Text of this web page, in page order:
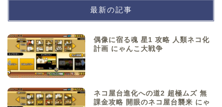
最新の記事
偶像に宿る魂 星1 攻略 人類ネコ化
計画 にゃんこ大戦争
ネコ屋台進化への道2 超極ムズ 無
課金攻略 開眼のネコ屋台襲来 にゃ